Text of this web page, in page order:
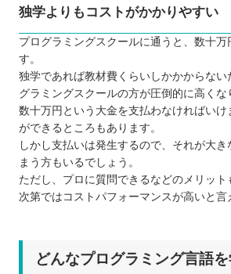
独学よりもコストがかかりやすい
プログラミングスクールに通うと、数十万
す。
独学であれば教材費くらいしかかからない
グラミングスクールの方が圧倒的に高くな
数十万円という大金を支払わなければい
ができるところもあります。
しかし支払いは発生するので、それが大き
まう方もいるでしょう。
ただし、プロに質問できるなどのメリッ
次第ではコストパフォーマンスが高いと言
どんなプログラミング言語